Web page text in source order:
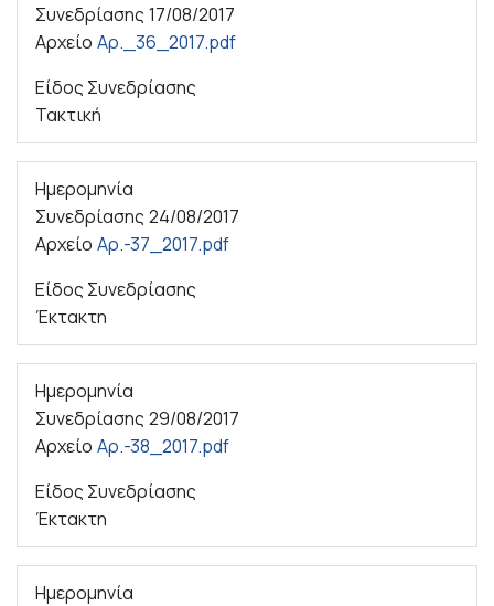
Συνεδρίασης 17/08/2017
Αρχείο Αρ._36_2017.pdf
Είδος Συνεδρίασης
Τακτική
Ημερομηνία
Συνεδρίασης 24/08/2017
Αρχείο Αρ.-37_2017.pdf
Είδος Συνεδρίασης
Έκτακτη
Ημερομηνία
Συνεδρίασης 29/08/2017
Αρχείο Αρ.-38_2017.pdf
Είδος Συνεδρίασης
Έκτακτη
Ημερομηνία